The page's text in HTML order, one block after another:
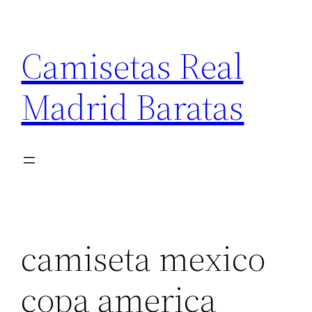
contenido
Camisetas Real
Madrid Baratas
camiseta mexico
copa america